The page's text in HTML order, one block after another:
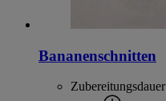
Bananenschnitten
Zubereitungsdauer